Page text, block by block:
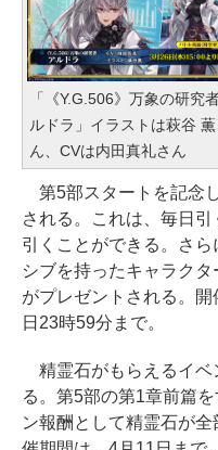
「《Y.G.506》万象の研究
ルドラ」イラストは萩谷 薫
ん、CVは内田真礼さん
第5部スタートを記念
される。これは、毎日
引くことができる。さ
シブを持ったキャラク
がプレゼントされる。
日23時59分まで。
精霊石がもらえるイベ
る。第5部の第1章前篇
ン報酬として精霊石が